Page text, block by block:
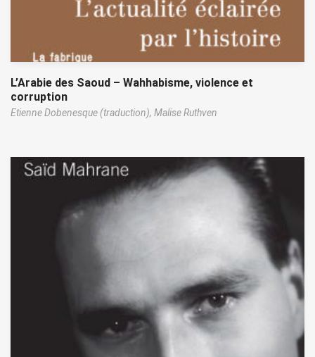
L’Arabie des Saoud – Wahhabisme, violence et
corruption
Etienne Dobenesque (traduction), Malise Ruthven